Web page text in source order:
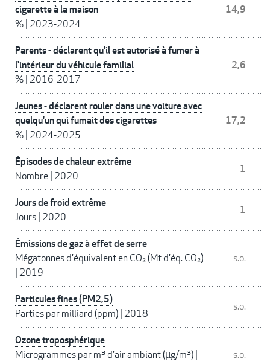
cigarette à la maison
% 2023-2024
14,9
Parents - déclarent qu'il est autorisé à fumer à
l'intérieur du véhicule familial
% 2016-2017
2,6
Jeunes - déclarent rouler dans une voiture avec
quelqu'un qui fumait des cigarettes
% 2024-2025
17,2
Épisodes de chaleur extrême
Nombre 2020
1
Jours de froid extrême
Jours 2020
1
Émissions de gaz à effet de serre
Mégatonnes d'équivalent en CO₂ (Mt d'éq. CO₂)
2019
s.o.
Particules fines (PM2,5)
Parties par milliard (ppm) 2018
s.o.
Ozone troposphérique
Microgrammes par m³ d'air ambiant (µg/m³)
s.o.